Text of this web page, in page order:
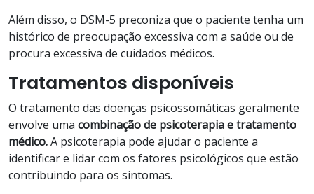
Além disso, o DSM-5 preconiza que o paciente tenha um
histórico de preocupação excessiva com a saúde ou de
procura excessiva de cuidados médicos.
Tratamentos disponíveis
O tratamento das doenças psicossomáticas geralmente
envolve uma combinação de psicoterapia e tratamento
médico.A psicoterapia pode ajudar o paciente a
identificar e lidar com os fatores psicológicos que estão
contribuindo para os sintomas.